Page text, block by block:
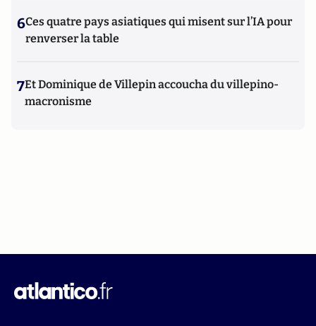
6Ces quatre pays asiatiques qui misent sur l’IA pour
renverser la table
7Et Dominique de Villepin accoucha du villepino-
macronisme